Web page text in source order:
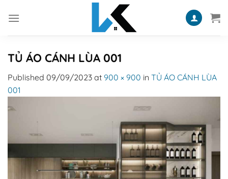
TỦ ÁO CÁNH LÙA 001
Published 09/09/2023 at 900 × 900 in TỦ ÁO CÁNH LÙA
001